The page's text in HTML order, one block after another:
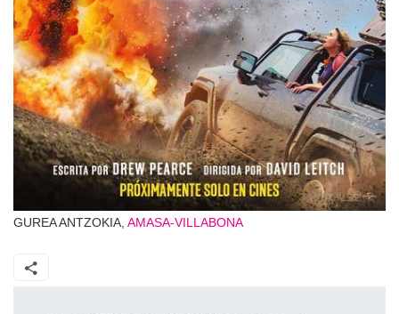
GUREA ANTZOKIA, AMASA-VILLABONA